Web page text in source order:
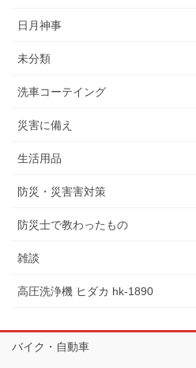
日月神事
未分類
洗車コーテイング
災害に備え
生活用品
防災・災害害対策
防災士で教わったもの
雑談
高圧洗浄機 ヒダカ hk-1890
バイク・自動車